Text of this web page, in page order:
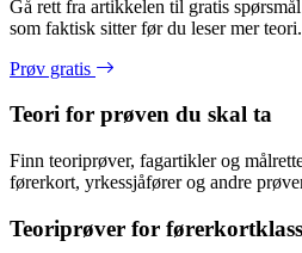
Gå rett fra artikkelen til gratis
som faktisk sitter før du leser mer teori.
Prøv gratis
Teori for prøven du skal ta
Finn teoriprøver, fagartikler og
førerkort, yrkessjåfører og andre
Teoriprøver for